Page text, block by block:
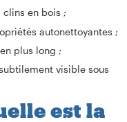
clins en bois ;
autonettoyantes ;
plus long ;
visible sous
est la